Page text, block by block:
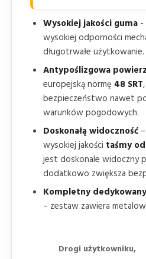
Drogi użytkowniku,
Wysokiej jakości guma -
wysokiej odporności
długotrwałe użytkowanie.
Antypoślizgowa
europejską normę 48 SRT
bezpieczeństwo nawet
warunków pogodowych.
Doskonałą widoczność
wysokiej jakości taśmy
jest doskonale widoczny
dodatkowo zwiększa
Kompletny
– zestaw zawiera
niezwykle stabilny.